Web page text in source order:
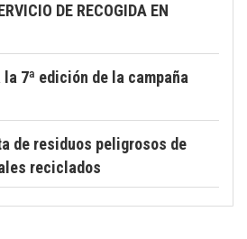
DE RECOGIDA EN
7ª edición de la campaña
de residuos peligrosos de
reciclados